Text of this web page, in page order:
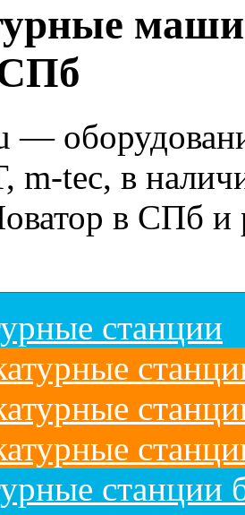
СПб
—
m-tec, в
в СПб и
станции
станции